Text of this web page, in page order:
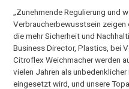
„Zunehmende Regulierung und
Verbraucherbewusstsein zeigen
die mehr Sicherheit und
Business Director, Plastics, bei
Citroflex Weichmacher werden
vielen Jahren als
eingesetzt wird, und unsere